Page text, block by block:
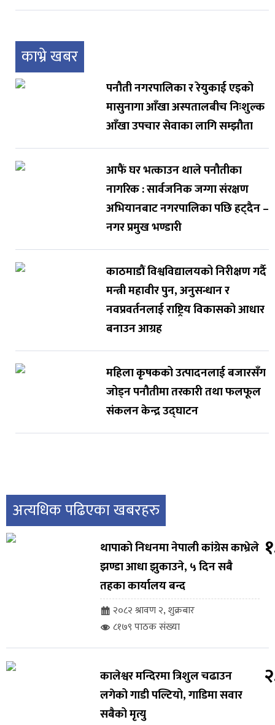
काभ्रे खबर
पनौती नगरपालिका र रेयुकाई एइको
मासुनागा आँखा अस्पतालबीच निःशुल्क
आँखा उपचार सेवाका लागि सम्झौता
आफैं घर भत्काउन थाले पनौतीका
नागरिक : सार्वजनिक जग्गा संरक्षण
अभियानबाट नगरपालिका पछि हट्दैन –
नगर प्रमुख भण्डारी
काठमाडौं विश्वविद्यालयको निरीक्षण गर्दै
मन्त्री महावीर पुन, अनुसन्धान र
नवप्रवर्तनलाई राष्ट्रिय विकासको आधार
बनाउन आग्रह
महिला कृषकको उत्पादनलाई बजारसँग
जोड्न पनौतीमा तरकारी तथा फलफूल
संकलन केन्द्र उद्घाटन
अत्यधिक पढिएका खबरहरु
थापाको निधनमा नेपाली कांग्रेस काभ्रेले
झण्डा आधा झुकाउने, ५ दिन सबै
तहका कार्यालय बन्द
२०८२ श्रावण २, शुक्रबार
८१७९ पाठक संख्या
कालेश्वर मन्दिरमा त्रिशुल चढाउन
लगेको गाडी पल्टियो, गाडिमा सवार
सबैको मृत्यु